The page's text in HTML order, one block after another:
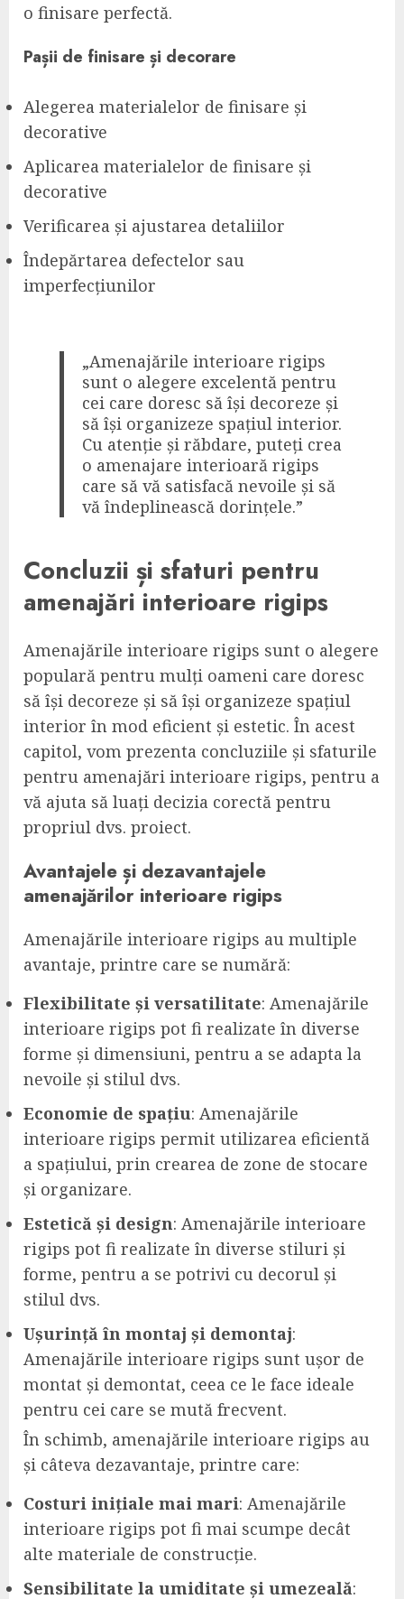
o finisare perfectă.
Pașii de finisare și decorare
Alegerea materialelor de finisare și
decorative
Aplicarea materialelor de finisare și
decorative
Verificarea și ajustarea detaliilor
Îndepărtarea defectelor sau
imperfecțiunilor
„Amenajările interioare rigips
sunt o alegere excelentă pentru
cei care doresc să își decoreze și
să își organizeze spațiul interior.
Cu atenție și răbdare, puteți crea
o amenajare interioară rigips
care să vă satisfacă nevoile și să
vă îndeplinească dorințele.”
Concluzii și sfaturi pentru
amenajări interioare rigips
Amenajările interioare rigips sunt o alegere
populară pentru mulți oameni care doresc
să își decoreze și să își organizeze spațiul
interior în mod eficient și estetic. În acest
capitol, vom prezenta concluziile și sfaturile
pentru amenajări interioare rigips, pentru a
vă ajuta să luați decizia corectă pentru
propriul dvs. proiect.
Avantajele și dezavantajele
amenajărilor interioare rigips
Amenajările interioare rigips au multiple
avantaje, printre care se numără:
Flexibilitate și versatilitate: Amenajările
interioare rigips pot fi realizate în diverse
forme și dimensiuni, pentru a se adapta la
nevoile și stilul dvs.
Economie de spațiu: Amenajările
interioare rigips permit utilizarea eficientă
a spațiului, prin crearea de zone de stocare
și organizare.
Estetică și design: Amenajările interioare
rigips pot fi realizate în diverse stiluri și
forme, pentru a se potrivi cu decorul și
stilul dvs.
Ușurință în montaj și demontaj:
Amenajările interioare rigips sunt ușor de
montat și demontat, ceea ce le face ideale
pentru cei care se mută frecvent.
În schimb, amenajările interioare rigips au
și câteva dezavantaje, printre care:
Costuri inițiale mai mari: Amenajările
interioare rigips pot fi mai scumpe decât
alte materiale de construcție.
Sensibilitate la umiditate și umezeală: